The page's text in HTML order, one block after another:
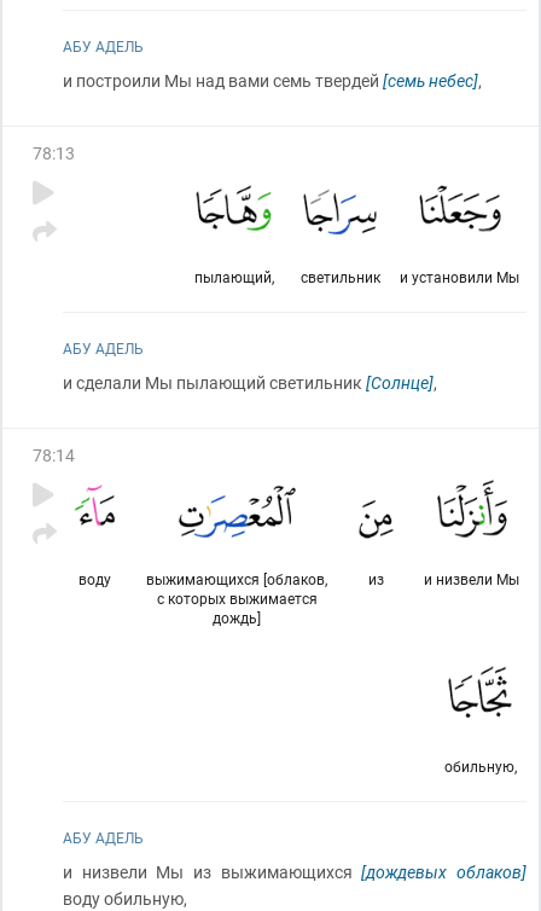
АБУ АДЕЛЬ
и построили Мы над вами семь твердей [семь небес],
78:13
и установили Мы
светильник
пылающий,
АБУ АДЕЛЬ
и сделали Мы пылающий светильник [Солнце],
78:14
и низвели Мы
из
выжимающихся [облаков,
с которых выжимается
дождь]
воду
обильную,
АБУ АДЕЛЬ
и низвели Мы из выжимающихся[дождевых облаков]
воду обильную,